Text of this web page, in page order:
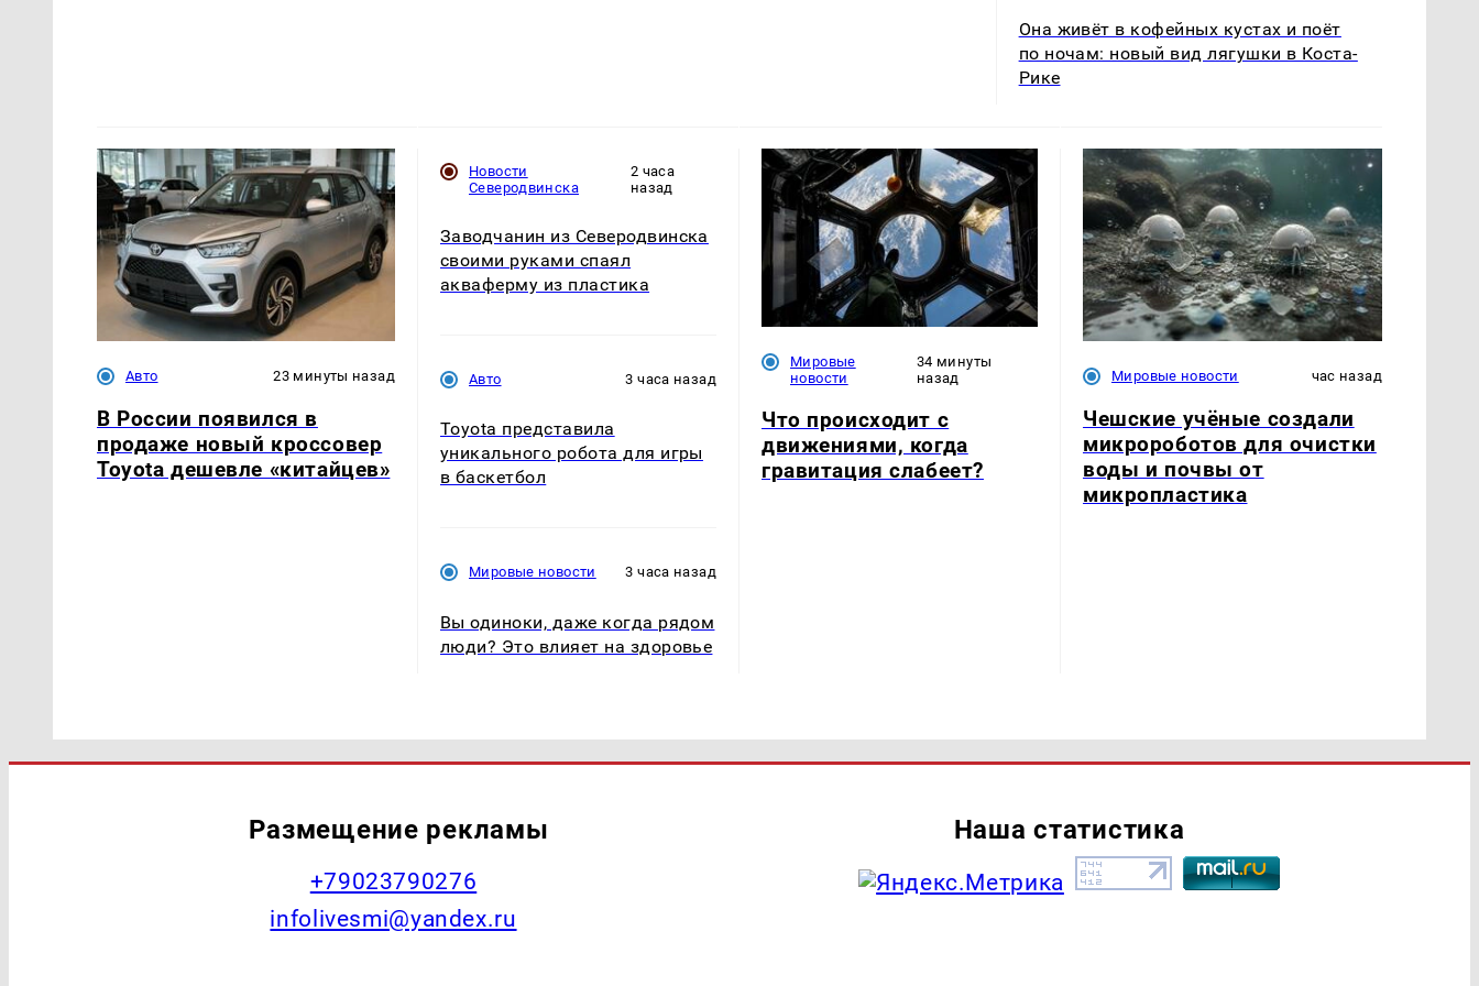
Она живёт в кофейных кустах и поёт
по ночам: новый вид лягушки в Коста-
Рике
Авто 23 минуты назад
В России появился в
продаже новый кроссовер
Toyota дешевле «китайцев»
Новости
Северодвинска
2 часа
назад
Заводчанин из Северодвинска
своими руками спаял
акваферму из пластика
Авто 3 часа назад
Toyota представила
уникального робота для игры
в баскетбол
Мировые новости 3 часа назад
Вы одиноки, даже когда рядом
люди? Это влияет на здоровье
Мировые
новости
34 минуты
назад
Что происходит с
движениями, когда
гравитация слабеет?
Мировые новости час назад
Чешские учёные создали
микророботов для очистки
воды и почвы от
микропластика
Размещение рекламы
+79023790276
infolivesmi@yandex.ru
Наша статистика